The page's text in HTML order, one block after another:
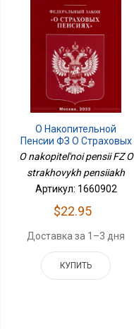
О Накопительной
Пенсии ФЗ О Страховых
Пенсиях
O nakopitel'noi pensii FZ O
strakhovykh pensiiakh
Артикул: 1660902
$22.95
Доставка за 1–3 дня
КУПИТЬ